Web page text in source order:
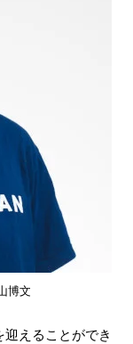
博文
迎えることができ